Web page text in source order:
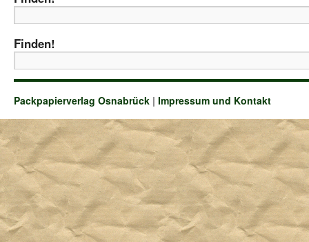
Finden!
Packpapierverlag Osnabrück | Impressum und Kontakt